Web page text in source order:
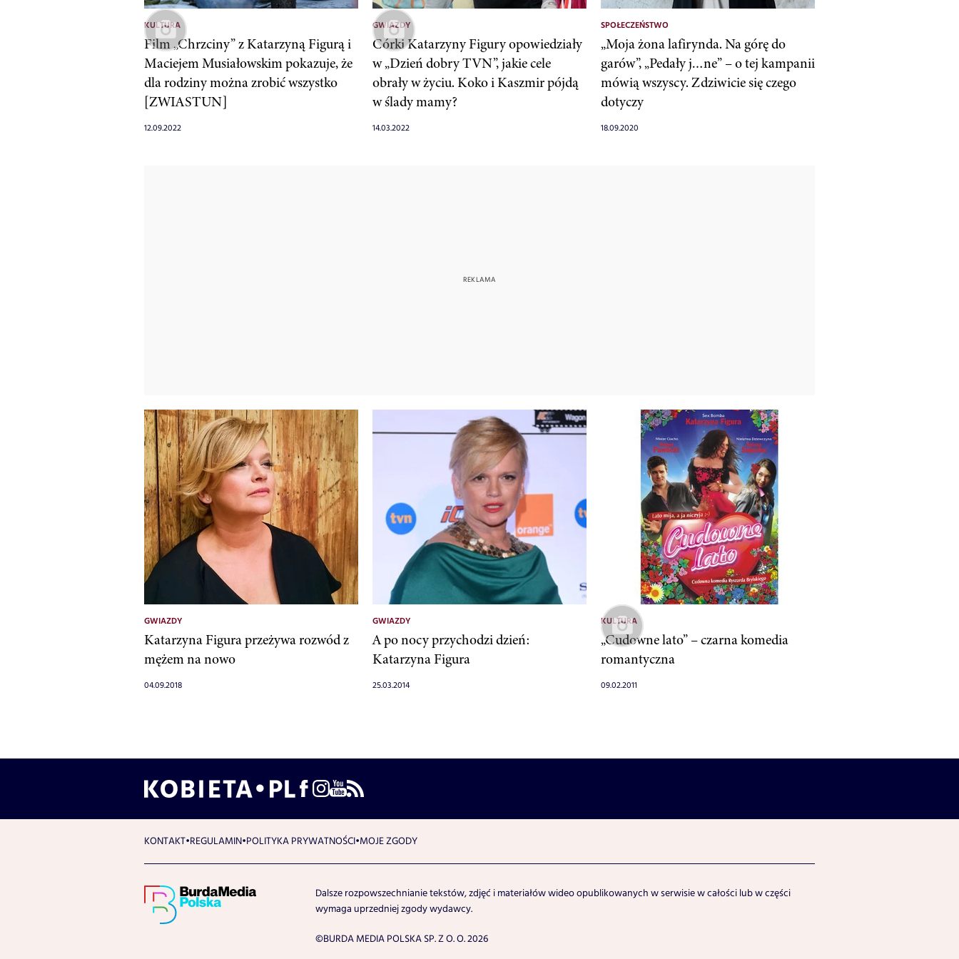
KULTURA
Film „Chrzciny” z Katarzyną Figurą i
Maciejem Musiałowskim pokazuje, że
dla rodziny można zrobić wszystko
[ZWIASTUN]
12.09.2022
GWIAZDY
Córki Katarzyny Figury opowiedziały
w „Dzień dobry TVN”, jakie cele
obrały w życiu. Koko i Kaszmir pójdą
w ślady mamy?
14.03.2022
SPOŁECZEŃSTWO
„Moja żona lafirynda. Na górę do
garów”, „Pedały j…ne” – o tej kampanii
mówią wszyscy. Zdziwicie się czego
dotyczy
18.09.2020
GWIAZDY
Katarzyna Figura przeżywa rozwód z
mężem na nowo
04.09.2018
GWIAZDY
A po nocy przychodzi dzień:
Katarzyna Figura
25.03.2014
KULTURA
„Cudowne lato” – czarna komedia
romantyczna
09.02.2011
KONTAKT REGULAMIN POLITYKA PRYWATNOŚCI MOJE ZGODY
Dalsze rozpowszechnianie tekstów, zdjęć i materiałów wideo opublikowanych w serwisie w całości lub w części
wymaga uprzedniej zgody wydawcy.
©BURDA MEDIA POLSKA SP. Z O. O. 2026